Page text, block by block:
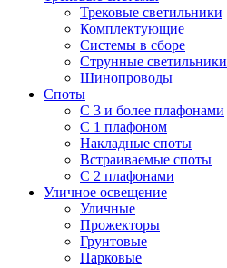
Трековые светильники
Комплектующие
Системы в сборе
Струнные светильники
Шинопроводы
Споты
С 3 и более плафонами
С 1 плафоном
Накладные споты
Встраиваемые споты
С 2 плафонами
Уличное освещение
Уличные
Прожекторы
Грунтовые
Парковые